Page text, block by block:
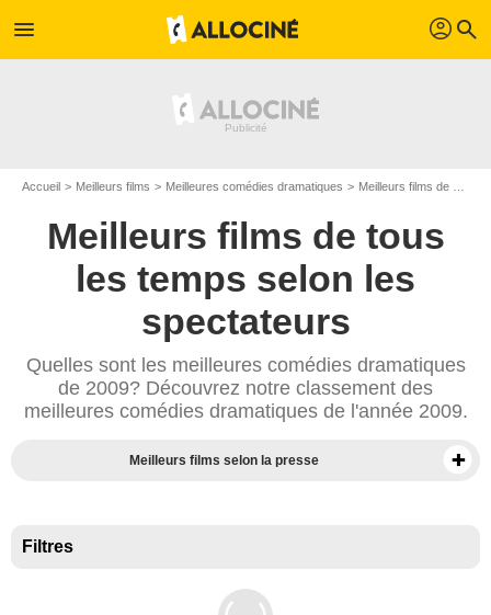
menu profil search
Accueil Meilleurs films Meilleures comédies dramatiques Meilleurs films de 2009
Meilleurs films de tous
les temps selon les
spectateurs
Quelles sont les meilleures comédies dramatiques
de 2009? Découvrez notre classement des
meilleures comédies dramatiques de l'année 2009.
Meilleurs films selon la presse
Filtres